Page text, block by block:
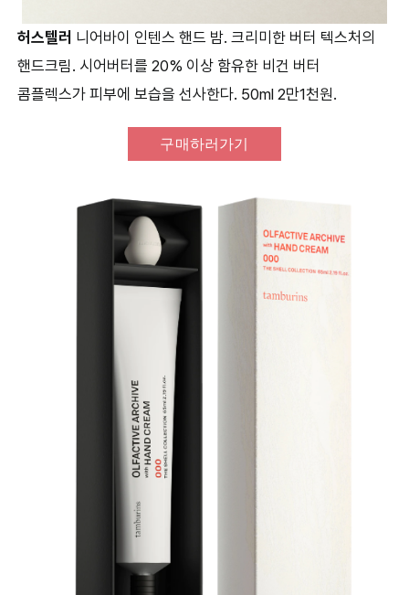
허스텔러 니어바이 인텐스 핸드 밤. 크리미한 버터 텍스처의
핸드크림. 시어버터를 20% 이상 함유한 비건 버터
콤플렉스가 피부에 보습을 선사한다. 50ml 2만1천원.
구매하러가기